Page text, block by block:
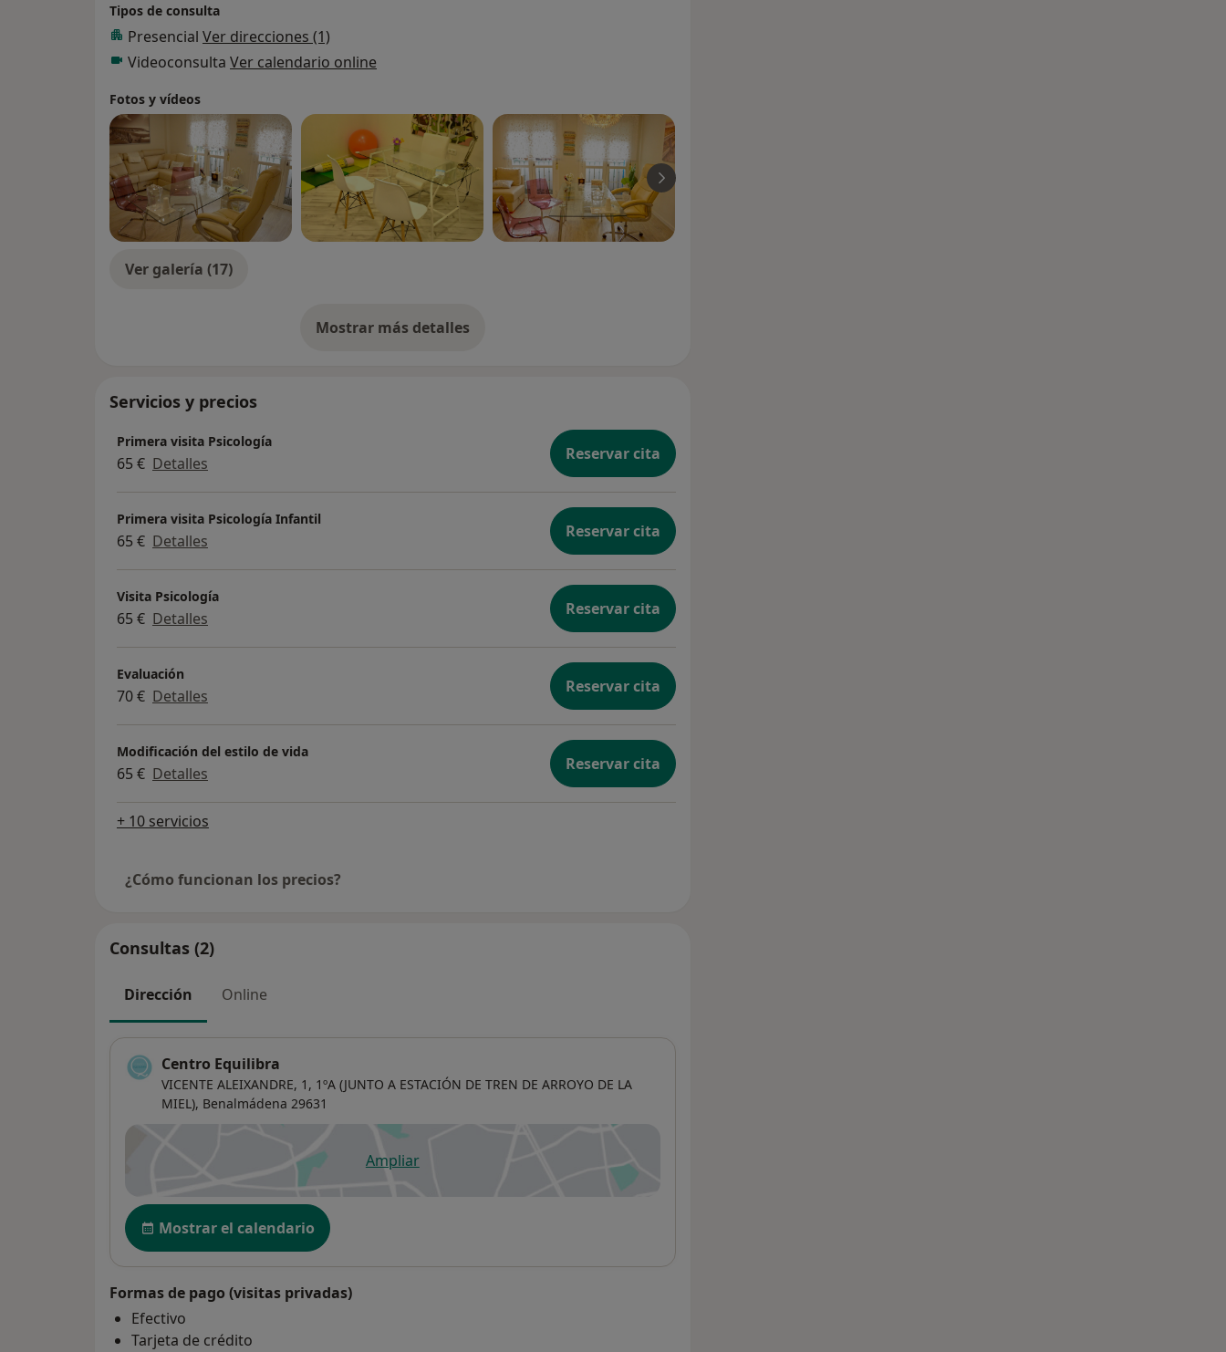
Tipos de consulta
Presencial Ver direcciones (1)
Videoconsulta Ver calendario online
Fotos y vídeos
Ver galería (17)
Mostrar más detalles
sobre la experiencia
Servicios y precios
Primera visita Psicología
65 € Detalles Reservar cita
Primera visita Psicología Infantil
65 € Detalles Reservar cita
Visita Psicología
65 € Detalles Reservar cita
Evaluación
70 € Detalles Reservar cita
Modificación del estilo de vida
65 € Detalles Reservar cita
+ 10 servicios
¿Cómo funcionan los precios?
Consultas (2)
Dirección Online
Centro Equilibra
VICENTE ALEIXANDRE, 1, 1ºA (JUNTO A ESTACIÓN DE TREN DE ARROYO DE LA
MIEL), Benalmádena 29631
Ampliarse abre en una nueva pestaña
Disponibilidad
Mostrar el calendario
Formas de pago (visitas privadas)
Efectivo
Tarjeta de crédito